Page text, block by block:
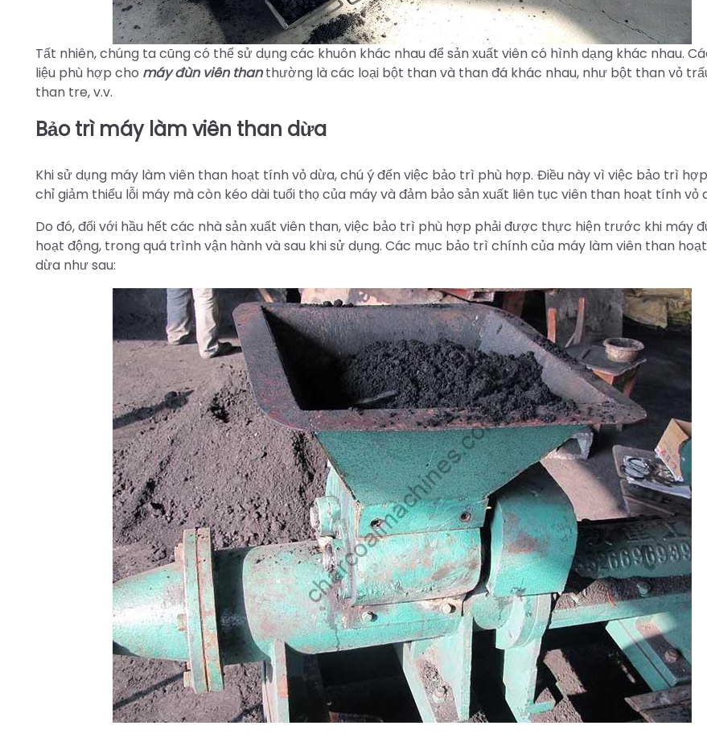
Tất nhiên, chúng ta cũng có thể sử dụng các khuôn khác nhau để sản xuất viên có hình dạng khác nhau.
liệu phù hợp cho máy đùn viên thanthường là các loại bột than và than đá khác nhau, như bột than vỏ
than tre, v.v.
Bảo trì máy làm viên than dừa
Khi sử dụng máy làm viên than hoạt tính vỏ dừa, chú ý đến việc bảo trì phù hợp. Điều này vì việc bảo trì
chỉ giảm thiểu lỗi máy mà còn kéo dài tuổi thọ của máy và đảm bảo sản xuất liên tục viên than hoạt tính vỏ
Do đó, đối với hầu hết các nhà sản xuất viên than, việc bảo trì phù hợp phải được thực hiện trước khi máy
hoạt động, trong quá trình vận hành và sau khi sử dụng. Các mục bảo trì chính của máy làm viên than
dừa như sau: